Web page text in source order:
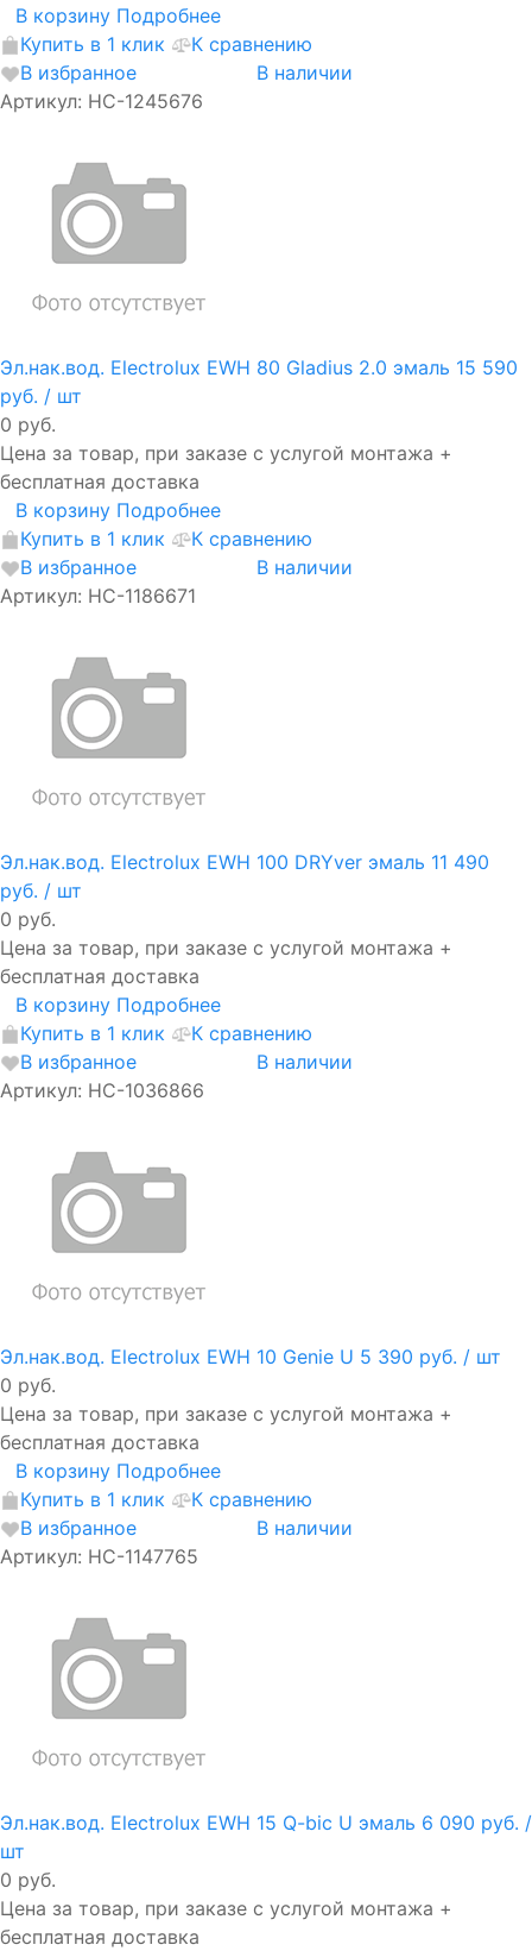
В корзину Подробнее
Купить в 1 клик
К сравнению
В избранное
В наличии
Артикул: НС-1245676
Эл.нак.вод. Electrolux EWH 80 Gladius 2.0 эмаль 15 590
руб. / шт
0 руб.
Цена за товар, при заказе с услугой монтажа +
бесплатная доставка
В корзину Подробнее
Купить в 1 клик
К сравнению
В избранное
В наличии
Артикул: НС-1186671
Эл.нак.вод. Electrolux EWH 100 DRYver эмаль 11 490
руб. / шт
0 руб.
Цена за товар, при заказе с услугой монтажа +
бесплатная доставка
В корзину Подробнее
Купить в 1 клик
К сравнению
В избранное
В наличии
Артикул: НС-1036866
Эл.нак.вод. Electrolux EWH 10 Genie U 5 390 руб. / шт
0 руб.
Цена за товар, при заказе с услугой монтажа +
бесплатная доставка
В корзину Подробнее
Купить в 1 клик
К сравнению
В избранное
В наличии
Артикул: НС-1147765
Эл.нак.вод. Electrolux EWH 15 Q-bic U эмаль 6 090 руб. /
шт
0 руб.
Цена за товар, при заказе с услугой монтажа +
бесплатная доставка